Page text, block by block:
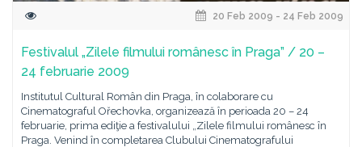
20 Feb 2009 - 24 Feb 2009
Festivalul „Zilele filmului românesc în Praga” / 20 –
24 februarie 2009
Institutul Cultural Român din Praga, în colaborare cu
Cinematograful Ořechovka, organizează în perioada 20 – 24
februarie, prima ediţie a festivalului „Zilele filmului românesc în
Praga. Venind în completarea Clubului Cinematografului